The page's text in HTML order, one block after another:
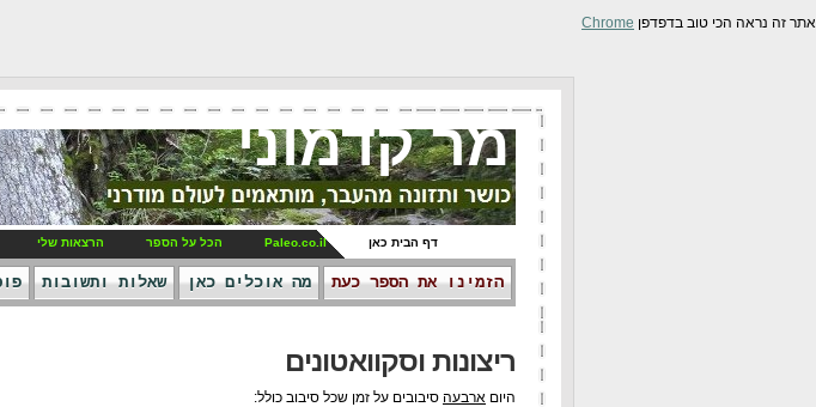
אתר זה נראה הכי טוב בדפדפן Chrome
מר קדמוני
דף הבית כאן Paleo.co.il הכל על הספר הרצאות שלי
הזמינו את הספר כעת מה אוכלים כאן שאלות ותשובות
ריצונות וסקוואטונים
היום ארבעה סיבובים על זמן שכל סיבוב כולל: